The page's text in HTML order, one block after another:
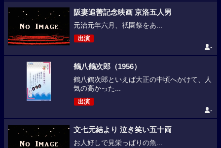
阪妻追善記念映画 京洛五人男
元治元年六月、祇園祭をあ...
出演
-
鶴八鶴次郎（1956）
鶴八鶴次郎といえば大正の中頃へかけて、人
気の高かった...
出演
-
文七元結より 泣き笑い五十両
お人好しで見栄っぱりの魚...